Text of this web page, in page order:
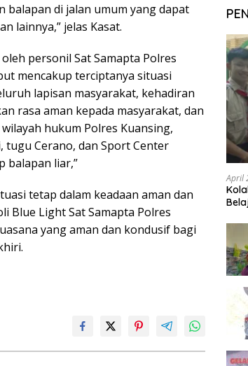
balapan di jalan umum yang dapat
lainnya,” jelas Kasat.
personil Sat Samapta Polres
mencakup terciptanya situasi
lapisan masyarakat, kehadiran
rasa aman kepada masyarakat, dan
hukum Polres Kuansing,
Cerano, dan Sport Center
balapan liar,”
tetap dalam keadaan aman dan
Blue Light Sat Samapta Polres
yang aman dan kondusif bagi
April